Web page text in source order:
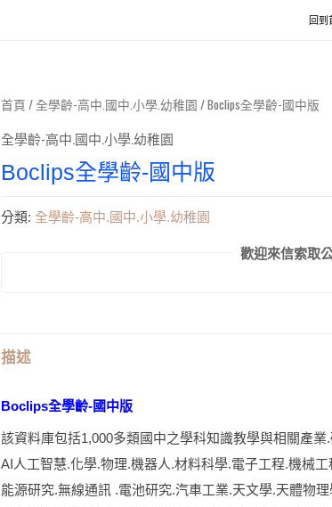
回到
首頁 /全學齡-高中.國中.小學.幼稚園 / Boclips全學齡-國中版
全學齡-高中.國中.小學.幼稚園
Boclips全學齡-國中版
分類: 全學齡-高中.國中.小學.幼稚園
歡迎來信索取
描述
Boclips全學齡-國中版
該資料庫包括1,000多類國中之學科知識教學與相關產
AI人工智慧.化學.物理.機器人.材料科學.電子工程.機械工
能源研究.無線通訊 .電池研究.汽車工業.天文學.天體物